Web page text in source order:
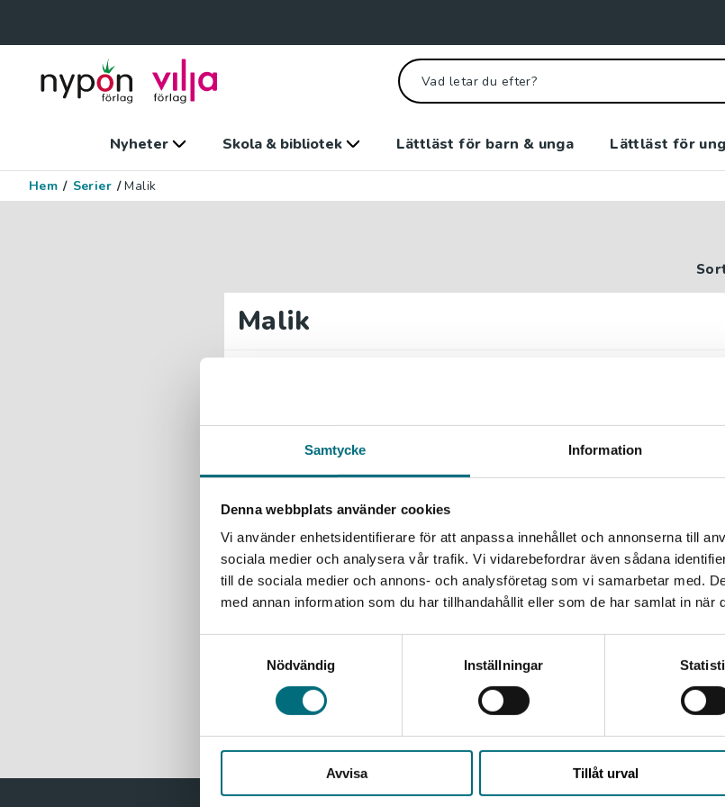
Samtycke Information
Denna webbplats använder cookies
Vi använder enhetsidentifierare för att anpassa innehållet och annonserna till
sociala medier och analysera vår trafik. Vi vidarebefordrar även sådana
till de sociala medier och annons- och analysföretag som vi samarbetar med.
med annan information som du har tillhandahållit eller som de har samlat in när
Nödvändig
Inställningar
Avvisa Tillåt urval
Nyheter Skola & bibliotek Lättläst för barn & unga Lättläst för
Hem / Serier / Malik
Malik
förstår inte alls vad det är frågan om. Han fö...
Exkl. moms: 151 kr
Löpning för äldre herrar
Palmqvist, Martin